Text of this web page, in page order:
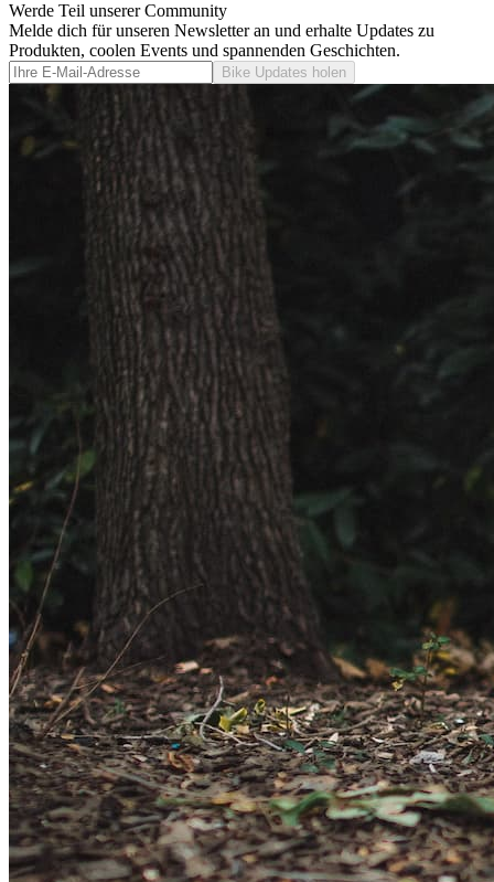
Werde Teil unserer Community
Melde dich für unseren Newsletter an und erhalte Updates zu
Produkten, coolen Events und spannenden Geschichten.
Bike Updates holen